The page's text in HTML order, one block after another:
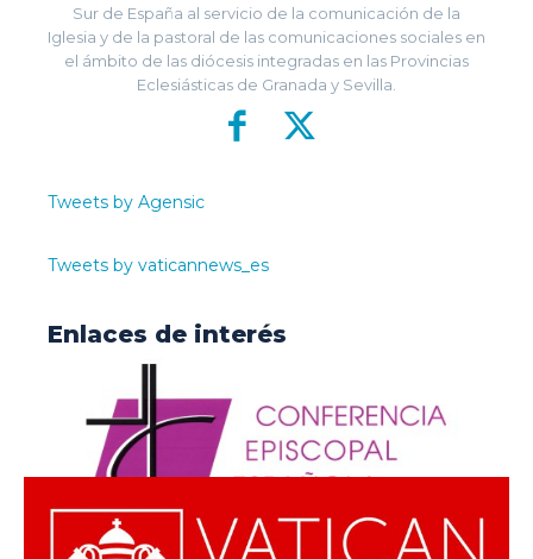
Sur de España al servicio de la comunicación de la
Iglesia y de la pastoral de las comunicaciones sociales en
el ámbito de las diócesis integradas en las Provincias
Eclesiásticas de Granada y Sevilla.
Tweets by Agensic
Tweets by vaticannews_es
Enlaces de interés